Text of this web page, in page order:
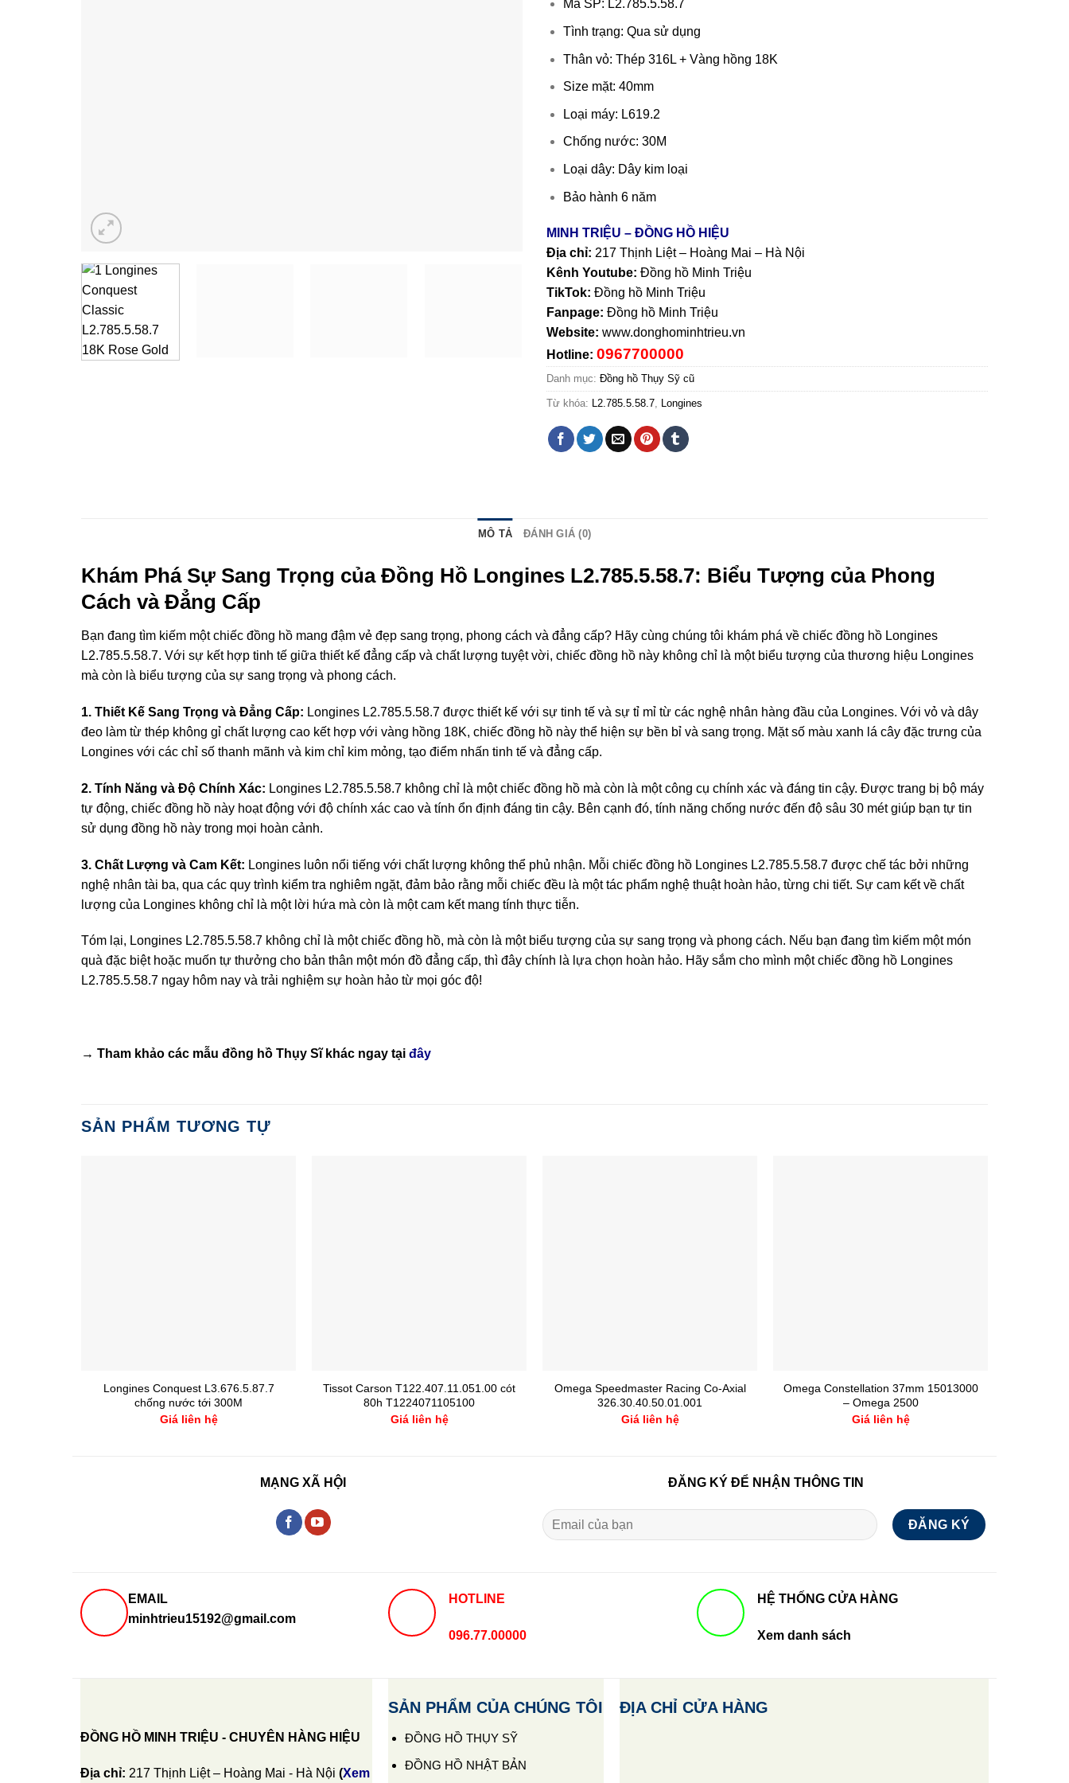
Mã SP: L2.785.5.58.7
Tình trạng: Qua sử dụng
Thân vỏ: Thép 316L + Vàng hồng 18K
Size mặt: 40mm
Loại máy: L619.2
Chống nước: 30M
Loại dây: Dây kim loại
Bảo hành 6 năm
MINH TRIỆU – ĐỒNG HỒ HIỆU
Địa chỉ: 217 Thịnh Liệt – Hoàng Mai – Hà Nội
Kênh Youtube: Đồng hồ Minh Triệu
TikTok: Đồng hồ Minh Triệu
Fanpage: Đồng hồ Minh Triệu
Website: www.donghominhtrieu.vn
Hotline: 0967700000
Danh mục: Đồng hồ Thụy Sỹ cũ
Từ khóa: L2.785.5.58.7, Longines
MÔ TẢ ĐÁNH GIÁ (0)
Khám Phá Sự Sang Trọng của Đồng Hồ Longines L2.785.5.58.7: Biểu Tượng của Phong
Cách và Đẳng Cấp
Bạn đang tìm kiếm một chiếc đồng hồ mang đậm vẻ đẹp sang trọng, phong cách và đẳng cấp? Hãy cùng chúng tôi khám phá về chiếc đồng hồ Longines
L2.785.5.58.7. Với sự kết hợp tinh tế giữa thiết kế đẳng cấp và chất lượng tuyệt vời, chiếc đồng hồ này không chỉ là một biểu tượng của thương hiệu Longines
mà còn là biểu tượng của sự sang trọng và phong cách.
1. Thiết Kế Sang Trọng và Đẳng Cấp: Longines L2.785.5.58.7 được thiết kế với sự tinh tế và sự tỉ mỉ từ các nghệ nhân hàng đầu của Longines. Với vỏ và dây
đeo làm từ thép không gỉ chất lượng cao kết hợp với vàng hồng 18K, chiếc đồng hồ này thể hiện sự bền bỉ và sang trọng. Mặt số màu xanh lá cây đặc trưng của
Longines với các chỉ số thanh mãnh và kim chỉ kim mỏng, tạo điểm nhấn tinh tế và đẳng cấp.
2. Tính Năng và Độ Chính Xác: Longines L2.785.5.58.7 không chỉ là một chiếc đồng hồ mà còn là một công cụ chính xác và đáng tin cậy. Được trang bị bộ máy
tự động, chiếc đồng hồ này hoạt động với độ chính xác cao và tính ổn định đáng tin cậy. Bên cạnh đó, tính năng chống nước đến độ sâu 30 mét giúp bạn tự tin
sử dụng đồng hồ này trong mọi hoàn cảnh.
3. Chất Lượng và Cam Kết: Longines luôn nổi tiếng với chất lượng không thể phủ nhận. Mỗi chiếc đồng hồ Longines L2.785.5.58.7 được chế tác bởi những
nghệ nhân tài ba, qua các quy trình kiểm tra nghiêm ngặt, đảm bảo rằng mỗi chiếc đều là một tác phẩm nghệ thuật hoàn hảo, từng chi tiết. Sự cam kết về chất
lượng của Longines không chỉ là một lời hứa mà còn là một cam kết mang tính thực tiễn.
Tóm lại, Longines L2.785.5.58.7 không chỉ là một chiếc đồng hồ, mà còn là một biểu tượng của sự sang trọng và phong cách. Nếu bạn đang tìm kiếm một món
quà đặc biệt hoặc muốn tự thưởng cho bản thân một món đồ đẳng cấp, thì đây chính là lựa chọn hoàn hảo. Hãy sắm cho mình một chiếc đồng hồ Longines
L2.785.5.58.7 ngay hôm nay và trải nghiệm sự hoàn hảo từ mọi góc độ!
→ Tham khảo các mẫu đồng hồ Thụy Sĩkhác ngay tại đây
SẢN PHẨM TƯƠNG TỰ
Longines Conquest L3.676.5.87.7
chống nước tới 300M
Giá liên hệ
Tissot Carson T122.407.11.051.00 cót
80h T1224071105100
Giá liên hệ
Omega Speedmaster Racing Co-Axial
326.30.40.50.01.001
Giá liên hệ
Omega Constellation 37mm 15013000
– Omega 2500
Giá liên hệ
MẠNG XÃ HỘI ĐĂNG KÝ ĐỂ NHẬN THÔNG TIN
EMAIL
minhtrieu15192@gmail.com
HOTLINE
096.77.00000
HỆ THỐNG CỬA HÀNG
Xem danh sách
ĐỒNG HỒ MINH TRIỆU - CHUYÊN HÀNG HIỆU
Địa chỉ: 217 Thịnh Liệt – Hoàng Mai - Hà Nội (Xem
SẢN PHẨM CỦA CHÚNG TÔI
ĐỒNG HỒ THỤY SỸ
ĐỒNG HỒ NHẬT BẢN
ĐỊA CHỈ CỬA HÀNG